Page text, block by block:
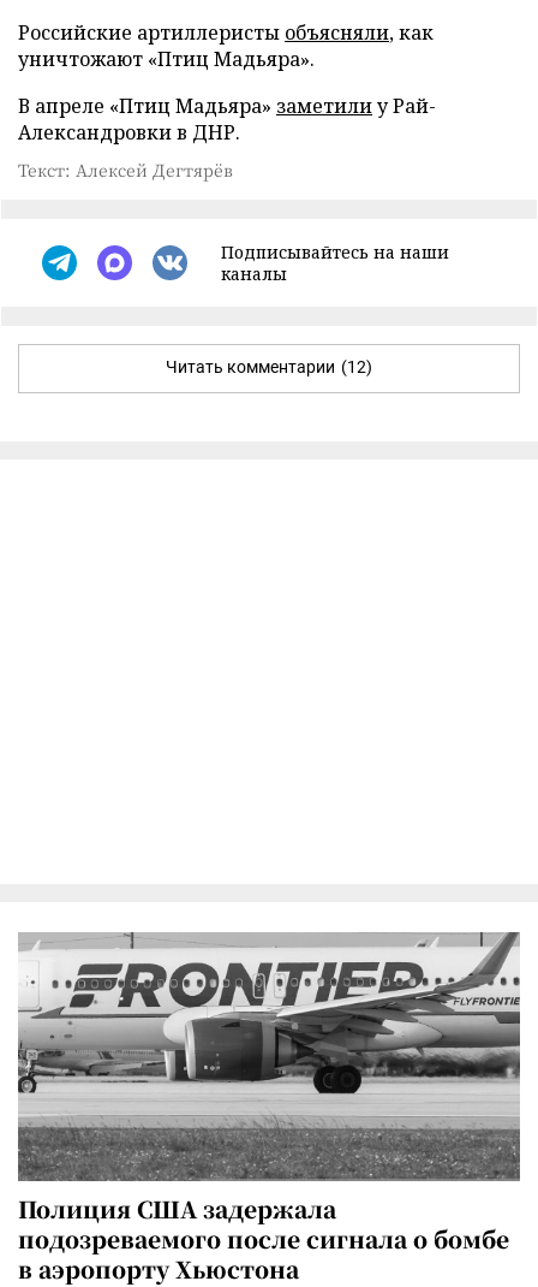
Российские артиллеристы объясняли, как
уничтожают «Птиц Мадьяра».
В апреле «Птиц Мадьяра» заметилиу Рай-
Александровки в ДНР.
Текст: Алексей Дегтярёв
Подписывайтесь на наши
каналы
Читать комментарии (12)
Полиция США задержала
подозреваемого после сигнала о бомбе
в аэропорту Хьюстона